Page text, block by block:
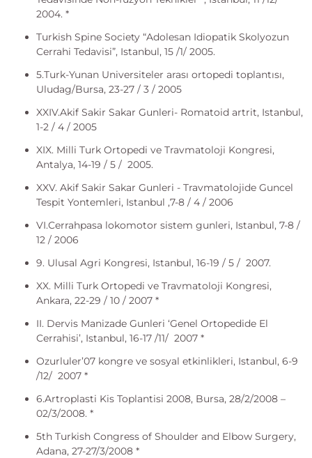
2004. *
Turkish Spine Society “Adolesan Idiopatik Skolyozun
Cerrahi Tedavisi”, Istanbul, 15 /1/ 2005.
5.Turk-Yunan Universiteler arası ortopedi toplantısı,
Uludag/Bursa, 23-27 / 3 / 2005
XXIV.Akif Sakir Sakar Gunleri- Romatoid artrit, Istanbul,
1-2 / 4 / 2005
XIX. Milli Turk Ortopedi ve Travmatoloji Kongresi,
Antalya, 14-19 / 5 / 2005.
XXV. Akif Sakir Sakar Gunleri - Travmatolojide Guncel
Tespit Yontemleri, Istanbul ,7-8 / 4 / 2006
VI.Cerrahpasa lokomotor sistem gunleri, Istanbul, 7-8 /
12 / 2006
9. Ulusal Agri Kongresi, Istanbul, 16-19 / 5 / 2007.
XX. Milli Turk Ortopedi ve Travmatoloji Kongresi,
Ankara, 22-29 / 10 / 2007 *
II. Dervis Manizade Gunleri ‘Genel Ortopedide El
Cerrahisi’, Istanbul, 16-17 /11/ 2007 *
Ozurluler’07 kongre ve sosyal etkinlikleri, Istanbul, 6-9
/12/ 2007 *
6.Artroplasti Kis Toplantisi 2008, Bursa, 28/2/2008 –
02/3/2008. *
5th Turkish Congress of Shoulder and Elbow Surgery,
Adana, 27-27/3/2008 *